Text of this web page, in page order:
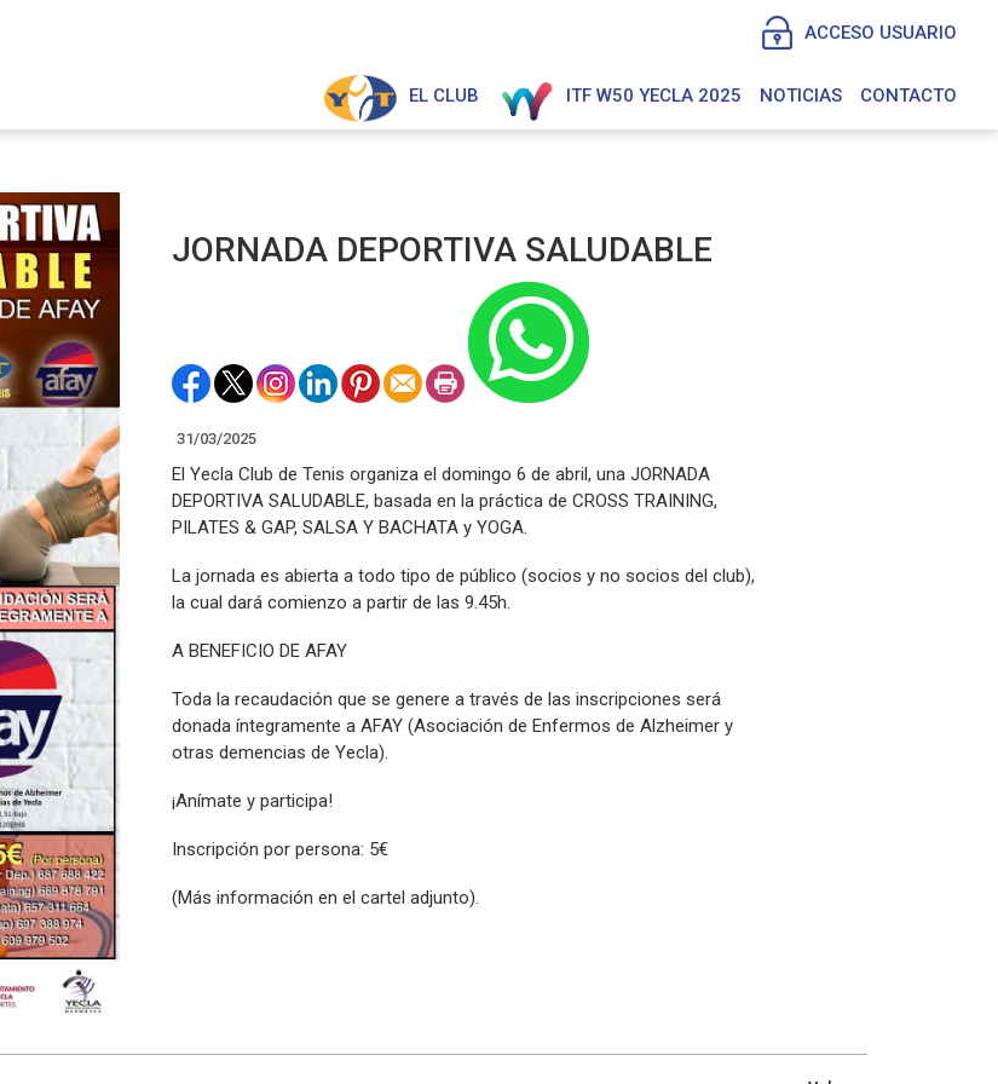
ACCESO USUARIO
EL CLUB ITF W50 YECLA 2025 NOTICIAS CONTACTO
JORNADA DEPORTIVA SALUDABLE
31/03/2025
El Yecla Club de Tenis organiza el domingo 6 de abril, una JORNADA
DEPORTIVA SALUDABLE, basada en la práctica de CROSS TRAINING,
PILATES & GAP, SALSA Y BACHATA y YOGA.
La jornada es abierta a todo tipo de público (socios y no socios del club),
la cual dará comienzo a partir de las 9.45h.
A BENEFICIO DE AFAY
Toda la recaudación que se genere a través de las inscripciones será
donada íntegramente a AFAY (Asociación de Enfermos de Alzheimer y
otras demencias de Yecla).
¡Anímate y participa!
Inscripción por persona: 5€
(Más información en el cartel adjunto).